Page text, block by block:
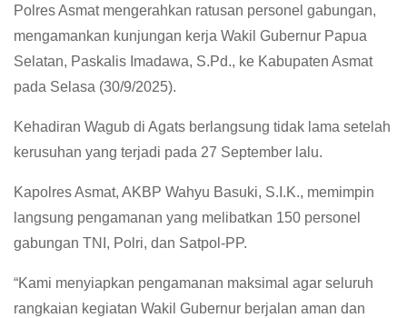
Polres Asmat mengerahkan ratusan personel gabungan,
mengamankan kunjungan kerja Wakil Gubernur Papua
Selatan, Paskalis Imadawa, S.Pd., ke Kabupaten Asmat
pada Selasa (30/9/2025).
Kehadiran Wagub di Agats berlangsung tidak lama setelah
kerusuhan yang terjadi pada 27 September lalu.
Kapolres Asmat, AKBP Wahyu Basuki, S.I.K., memimpin
langsung pengamanan yang melibatkan 150 personel
gabungan TNI, Polri, dan Satpol-PP.
“Kami menyiapkan pengamanan maksimal agar seluruh
rangkaian kegiatan Wakil Gubernur berjalan aman dan